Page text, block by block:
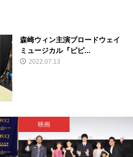
森崎ウィン主演ブロードウェイ
ミュージカル『ピピ...
2022.07.13
映画